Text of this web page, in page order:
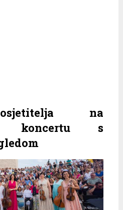
na
koncertu s